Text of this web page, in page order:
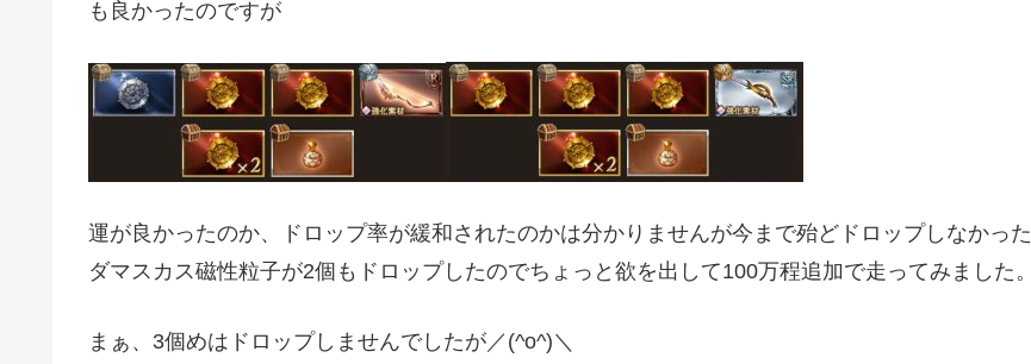
も良かったのですが
運が良かったのか、ドロップ率が緩和されたのかは分かりませんが今まで殆どドロップしなかった
ダマスカス磁性粒子が2個もドロップしたのでちょっと欲を出して100万程追加で走ってみました。
まぁ、3個めはドロップしませんでしたが／(^o^)＼